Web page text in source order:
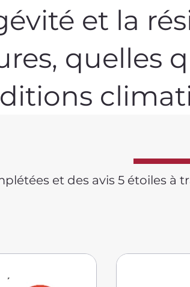
et la
quelles
et des avis 5 étoiles à